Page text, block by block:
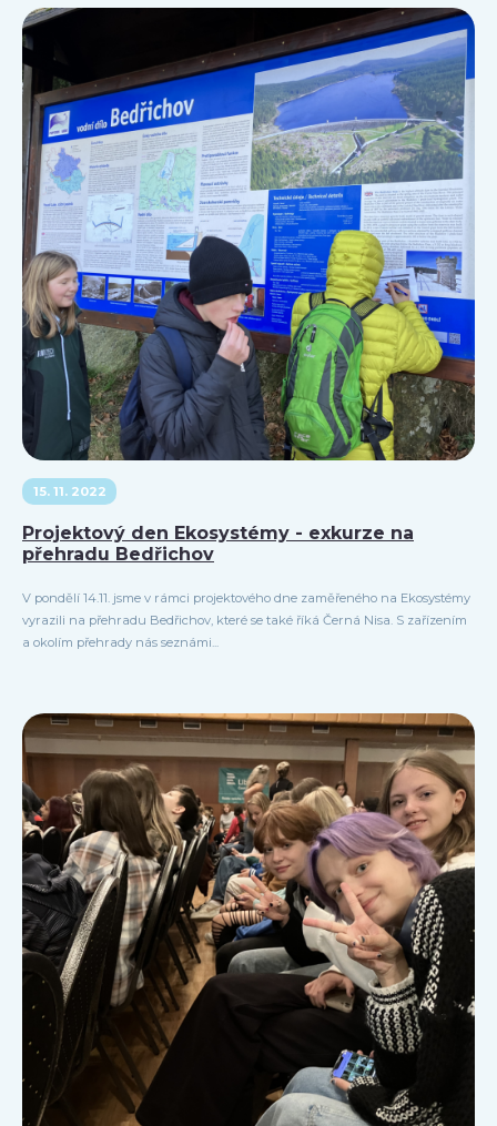
15. 11. 2022
Projektový den Ekosystémy - exkurze na
přehradu Bedřichov
V pondělí 14.11. jsme v rámci projektového dne zaměřeného na Ekosystémy
vyrazili na přehradu Bedřichov, které se také říká Černá Nisa. S zařízením
a okolím přehrady nás seznámi...